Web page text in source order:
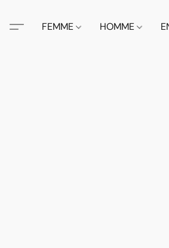
FEMME HOMME